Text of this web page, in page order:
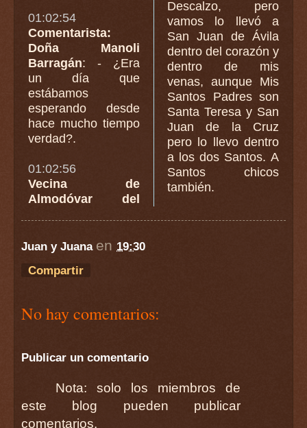
01:02:54
Comentarista:
Doña Manoli
Barragán: - ¿Era
un día que
estábamos
esperando desde
hace mucho tiempo
verdad?.
01:02:56
Vecina de
Almodóvar del
Descalzo, pero
vamos lo llevó a
San Juan de Ávila
dentro del corazón y
dentro de mis
venas, aunque Mis
Santos Padres son
Santa Teresa y San
Juan de la Cruz
pero lo llevo dentro
a los dos Santos. A
Santos chicos
también.
Juan y Juana en 19:30
Compartir
No hay comentarios:
Publicar un comentario
Nota: solo los miembros de
este blog pueden publicar
comentarios.